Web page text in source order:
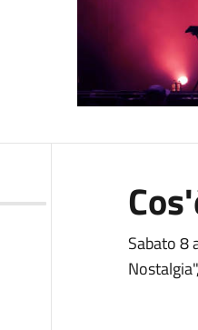
Sabato 8